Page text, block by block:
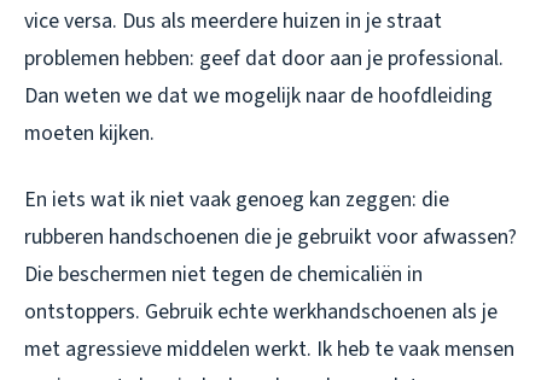
vice versa. Dus als meerdere huizen in je straat
problemen hebben: geef dat door aan je professional.
Dan weten we dat we mogelijk naar de hoofdleiding
moeten kijken.
En iets wat ik niet vaak genoeg kan zeggen: die
rubberen handschoenen die je gebruikt voor afwassen?
Die beschermen niet tegen de chemicaliën in
ontstoppers. Gebruik echte werkhandschoenen als je
met agressieve middelen werkt. Ik heb te vaak mensen